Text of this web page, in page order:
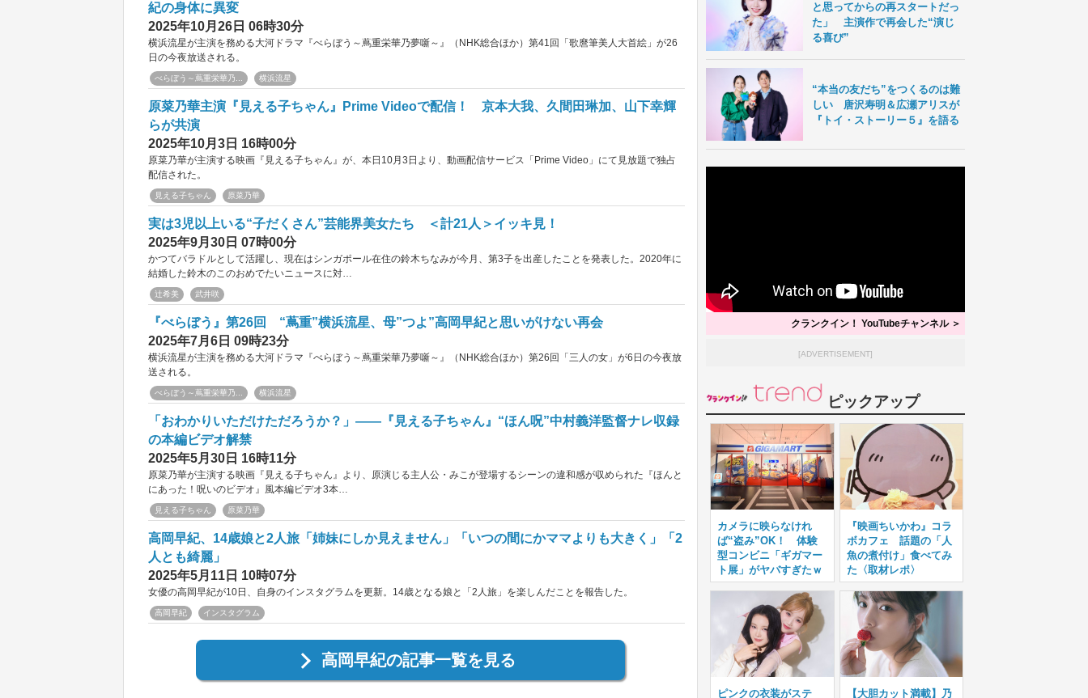
紀の身体に異変
2025年10月26日 06時30分
横浜流星が主演を務める大河ドラマ『べらぼう～蔦重栄華乃夢噺～』（NHK総合ほか）第41回「歌麿筆美人大首絵」が26
日の今夜放送される。
べらぼう～蔦重栄華乃... 横浜流星
原菜乃華主演『見える子ちゃん』Prime Videoで配信！ 京本大我、久間田琳加、山下幸輝
らが共演
2025年10月3日 16時00分
原菜乃華が主演する映画『見える子ちゃん』が、本日10月3日より、動画配信サービス「Prime Video」にて見放題で独占
配信された。
見える子ちゃん 原菜乃華
実は3児以上いる“子だくさん”芸能界美女たち ＜計21人＞イッキ見！
2025年9月30日 07時00分
かつてバラドルとして活躍し、現在はシンガポール在住の鈴木ちなみが今月、第3子を出産したことを発表した。2020年に
結婚した鈴木のこのおめでたいニュースに対…
辻希美 武井咲
『べらぼう』第26回 “蔦重”横浜流星、母”つよ”高岡早紀と思いがけない再会
2025年7月6日 09時23分
横浜流星が主演を務める大河ドラマ『べらぼう～蔦重栄華乃夢噺～』（NHK総合ほか）第26回「三人の女」が6日の今夜放
送される。
べらぼう～蔦重栄華乃... 横浜流星
「おわかりいただけただろうか？」――『見える子ちゃん』“ほん呪”中村義洋監督ナレ収録
の本編ビデオ解禁
2025年5月30日 16時11分
原菜乃華が主演する映画『見える子ちゃん』より、原演じる主人公・みこが登場するシーンの違和感が収められた『ほんと
にあった！呪いのビデオ』風本編ビデオ3本…
見える子ちゃん 原菜乃華
高岡早紀、14歳娘と2人旅「姉妹にしか見えません」「いつの間にかママよりも大きく」「2
人とも綺麗」
2025年5月11日 10時07分
女優の高岡早紀が10日、自身のインスタグラムを更新。14歳となる娘と「2人旅」を楽しんだことを報告した。
高岡早紀 インスタグラム
高岡早紀の記事一覧を見る
と思ってからの再スタートだっ
た」 主演作で再会した“演じ
る喜び”
“本当の友だち”をつくるのは難
しい 唐沢寿明＆広瀬アリスが
『トイ・ストーリー５』を語る
クランクイン！ YouTubeチャンネル ＞
[ADVERTISEMENT]
ピックアップ
カメラに映らなけれ
ば“盗み”OK！ 体験
型コンビニ「ギガマー
ト展」がヤバすぎたｗ
『映画ちいかわ』コラ
ボカフェ 話題の「人
魚の煮付け」食べてみ
た〈取材レポ〉
ピンクの衣装がステ 【大胆カット満載】乃